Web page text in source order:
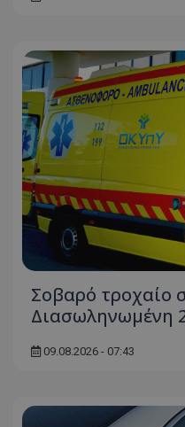
Σοβαρό τροχαίο
Διασωληνωμένη
09.08.2026 - 07:43